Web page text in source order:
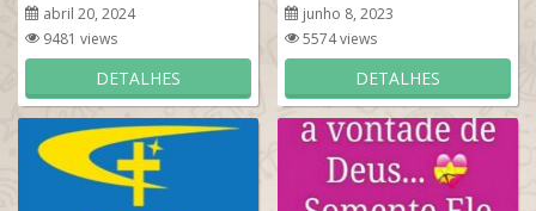
abril 20, 2024
9481 views
DETALHES
junho 8, 2023
5574 views
DETALHES